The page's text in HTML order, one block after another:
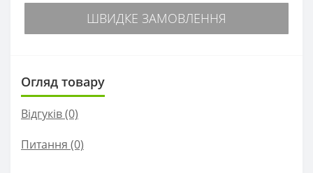
ШВИДКЕ ЗАМОВЛЕННЯ
Огляд товару
Відгуків (0)
Питання (0)